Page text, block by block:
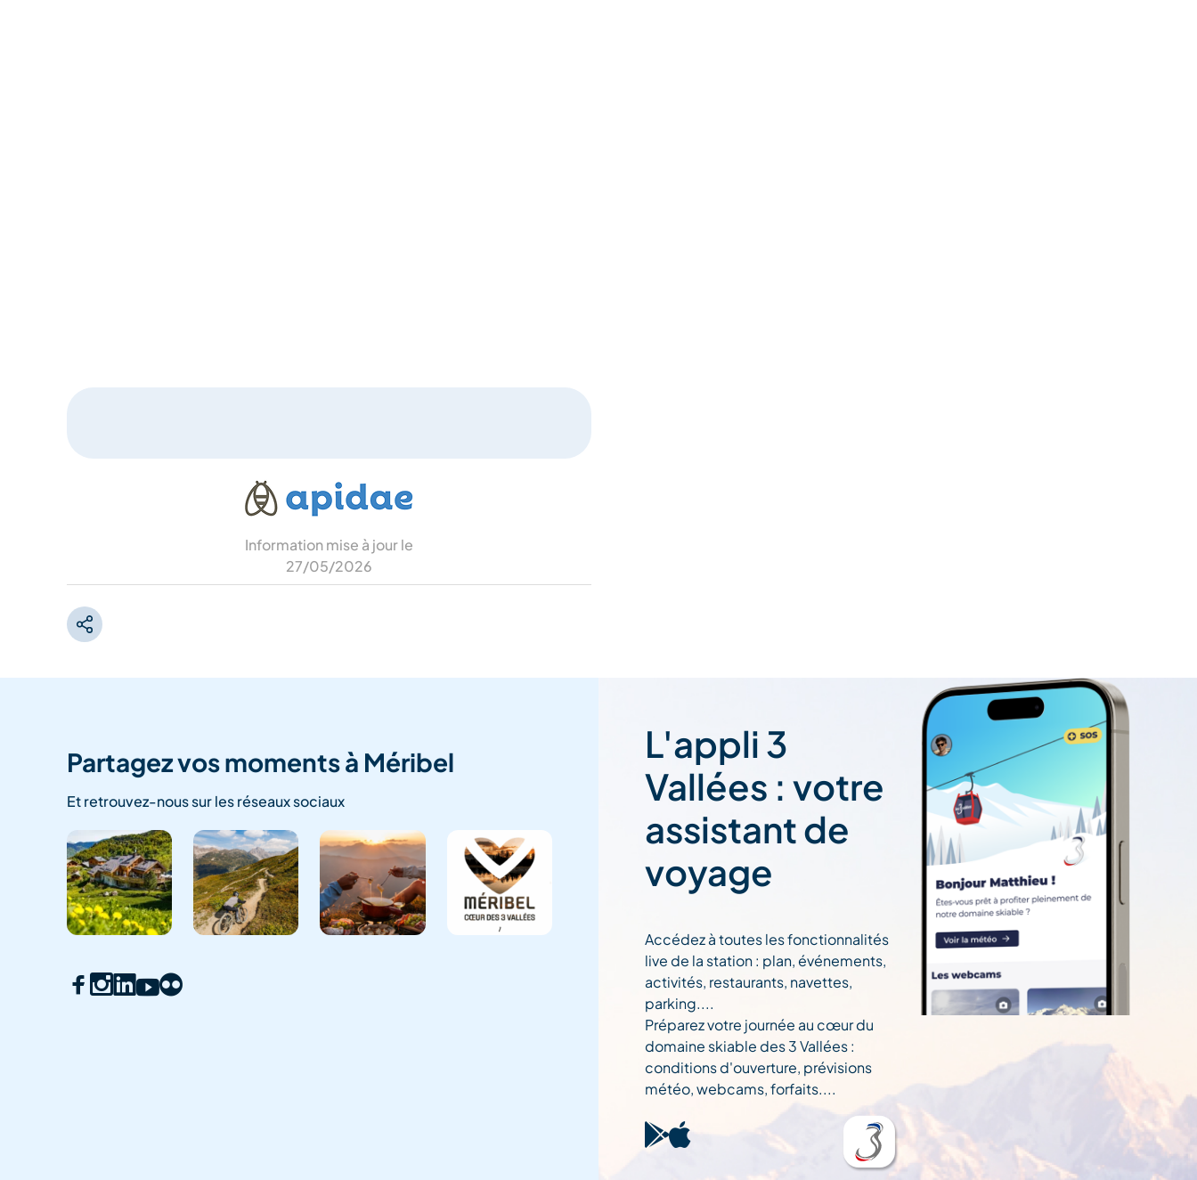
Information mise à jour le
27/05/2026
Partagez vos moments à Méribel
Et retrouvez-nous sur les réseaux sociaux
L'appli 3
Vallées : votre
assistant de
voyage
Accédez à toutes les fonctionnalités
live de la station : plan, événements,
activités, restaurants, navettes,
parking....
Préparez votre journée au cœur du
domaine skiable des 3 Vallées :
conditions d'ouverture, prévisions
météo, webcams, forfaits....